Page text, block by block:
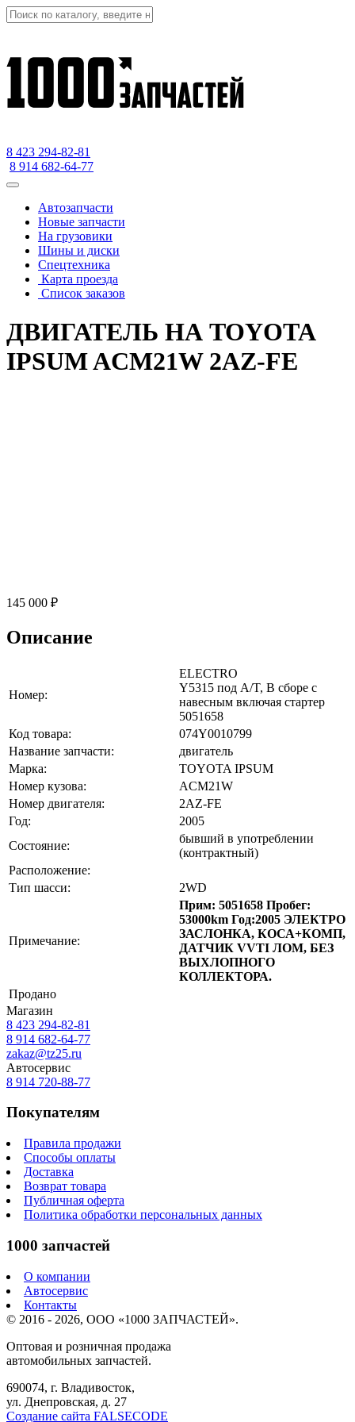
8 423 294-82-81
8 914 682-64-77
Автозапчасти
Новые запчасти
На грузовики
Шины и диски
Спецтехника
Карта проезда
Список заказов
ДВИГАТЕЛЬ НА TOYOTA
IPSUM ACM21W 2AZ-FE
145 000 ₽
Описание
Номер:
ELECTRO
Y5315 под A/T, В сборе с
навесным включая стартер
5051658
Код товара:
074Y0010799
Название запчасти:
двигатель
Марка:
TOYOTA IPSUM
Номер кузова:
ACM21W
Номер двигателя:
2AZ-FE
Год:
2005
Состояние:
бывший в употреблении
(контрактный)
Расположение:
Тип шасси:
2WD
Примечание:
Прим: 5051658 Пробег:
53000km Год:2005 ЭЛЕКТРО
ЗАСЛОНКА, КОСА+КОМП,
ДАТЧИК VVTI ЛОМ, БЕЗ
ВЫХЛОПНОГО
КОЛЛЕКТОРА.
Продано
Магазин
8 423 294-82-81
8 914 682-64-77
zakaz@tz25.ru
Автосервис
8 914 720-88-77
Покупателям
Правила продажи
Способы оплаты
Доставка
Возврат товара
Публичная оферта
Политика обработки персональных данных
1000 запчастей
О компании
Автосервис
Контакты
© 2016 - 2026, ООО «1000 ЗАПЧАСТЕЙ».
Оптовая и розничная продажа
автомобильных запчастей.
690074, г. Владивосток,
ул. Днепровская, д. 27
Создание сайта FALSECODE